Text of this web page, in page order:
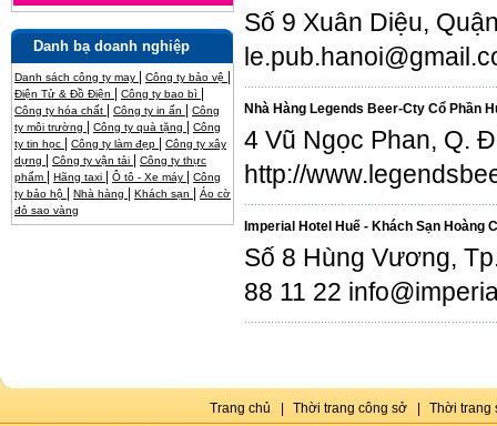
Danh bạ doanh nghiệp
Danh sách công ty may Công ty bảo vệ
Điện Tử & Đồ Điện Công ty bao bì
Công ty hóa chất Công ty in ấn
Công
ty môi trường
Công ty quà tặng
Công
ty tin học
Công ty làm đẹp
Công ty xây
dựng
Công ty vận tải
Công ty thực
phẩm
Hãng taxi Ô tô - Xe máy
Công
ty bảo hộ
Nhà hàng Khách sạn
Áo cờ
đỏ sao vàng
Số 9 Xuân Diệu,
Nhà Hàng Legends Beer-Cty Cổ Phần
4 Vũ Ngọc Phan, Q.
http://
Imperial Hotel Huế - Khách Sạn Hoàng
Số 8 Hùng Vương,
88 11 22
Trang chủ Thời trang công sở Thời trang